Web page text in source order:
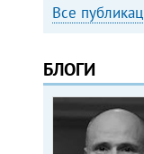
Все
БЛОГИ